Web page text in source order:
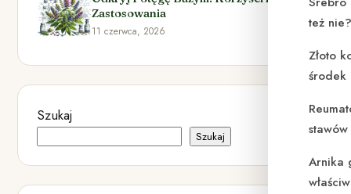
też
Złoto
środek
Arnika
Zastosowania
11 czerwca, 2026
Szukaj
Szukaj